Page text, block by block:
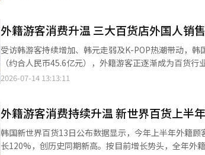
专属优惠和旅游内容，支持英语、日语、简体中文和繁
取，从而减少店铺营业时间、位置和购物优惠信息的不准确性。 针对在国内旅行的外国游客，乐天百货
展开户外广告。在仁川国际机场及首尔成数、弘大等游客聚集区域
果在生成型AI中搜索“首尔购物优惠”或“雨天在首
员”及附近店铺信息，以及乐天城蚕室的旅游和购物内
文服务，不仅提供百货商店和商品的信息，还能用用户的语言介绍周边的旅
了可以直接访问达斯汀的二维码。未来将增加基于语音
购物信息。 乐天百货市场部部长朴相宇表示：“我们将继续扩展适应AI时代的购物信息和客户体验，提供符合韩国代
表性百货商店的全球购物体验。” ※ 本报道经人工智
场营销和航线推广。 韩国旅游发展局国际旅游本部长郑锡仁（音）表示，通过地方机场扩大外籍游客入境规模，是韩
国提前实现吸引3000万人次外籍游客目标的关键举措
动地方旅游消费增长和游客停留时间延长，助力地区旅游业发展。 易斯达航空方面表示，今年上
场航线中大中华地区航线占比达50%，在韩国低成本
平。今年夏季，公司将陆续开通大同、南通、宁波等城
游客经地方机场赴韩旅游。 韩国旅游发展局国际旅游本部长郑锡仁（左）与易斯达航空商务本部长李庆珉（音）【图
片提供 韩国旅游发展局】
外籍游客消费升温 三大百货店外国人销
受访韩游客持续增加、韩元走弱及K-POP热潮带动，
（约合人民币45.6亿元），外籍游客正逐渐成为百货行业的重要消费群体。 据业内14
国人销售额达6400亿韩元，相当于去年全年7348亿韩
实现两位数增长，增幅分别达到13.4%、25.6%、
售额则分别下降5.1%和8%。业内认为，高收入群体
势，共同推动了百货行业增长。 数据显示，今年第一季度访韩外籍游客达476万人次，创历年同期新高；5月外国人
2026-07-14 13:13:11
外籍游客消费持续升温 新世界百货上半
韩国新世界百货13日公布数据显示，今年上半年外籍
长120%，创历史同期新高。按目前增长势头，全年外籍顾客销售额